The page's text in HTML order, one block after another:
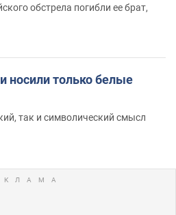
обстрела погибли ее брат,
носили только белые
так и символический смысл